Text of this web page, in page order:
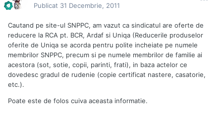
Publicat 31 Decembrie, 2011
Cautand pe site-ul SNPPC, am vazut ca sindicatul are oferte de
reducere la RCA pt. BCR, Ardaf si Uniqa (Reducerile produselor
oferite de Uniqa se acorda pentru polite incheiate pe numele
membrilor SNPPC, precum si pe numele membrilor de familie ai
acestora (sot, sotie, copii, parinti, frati), in baza actelor ce
dovedesc gradul de rudenie (copie certificat nastere, casatorie,
etc.).
Poate este de folos cuiva aceasta informatie.